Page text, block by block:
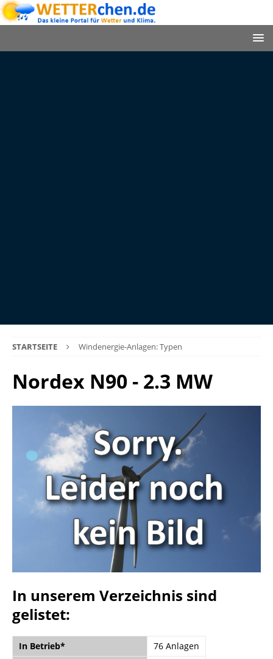
STARTSEITE Windenergie-Anlagen: Typen
Nordex N90 - 2.3 MW
In unserem Verzeichnis sind
gelistet:
In Betrieb*
76 Anlagen